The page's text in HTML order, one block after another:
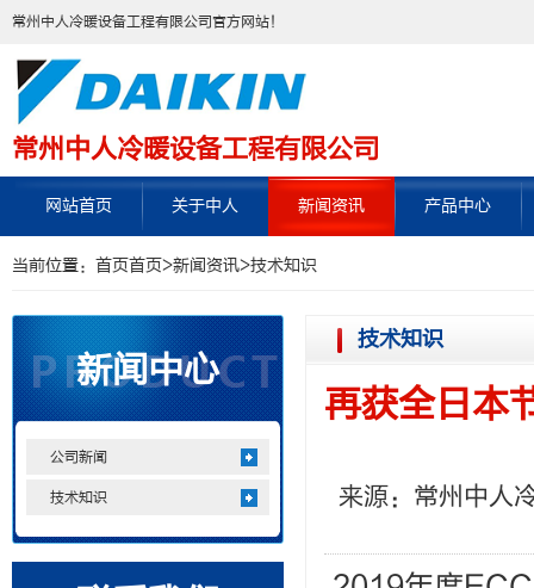
常州中人冷暖设备工程有限公司官方网站！
常州中人冷暖设备工程有限公司
网站首页 关于中人 新闻资讯 产品中心
当前位置： 首页首页>新闻资讯>技术知识
新闻中心
公司新闻
技术知识
技术知识
再获全日本
来源： 常州中人